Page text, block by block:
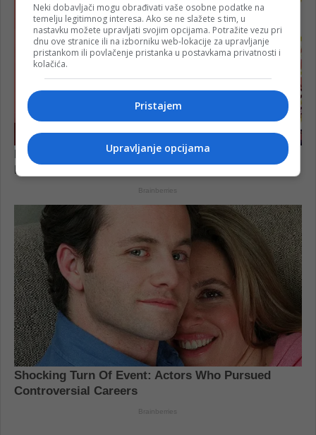
Neki dobavljači mogu obrađivati vaše osobne podatke na
temelju legitimnog interesa. Ako se ne slažete s tim, u
nastavku možete upravljati svojim opcijama. Potražite vezu pri
dnu ove stranice ili na izborniku web-lokacije za upravljanje
pristankom ili povlačenje pristanka u postavkama privatnosti i
kolačića.
Pristajem
Upravljanje opcijama